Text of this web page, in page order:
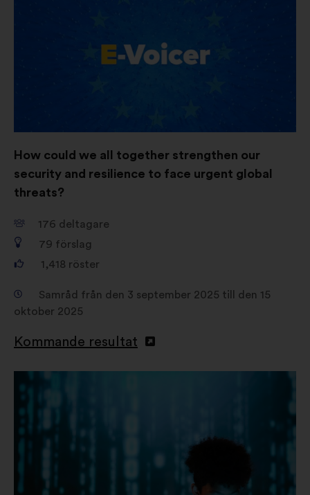
How could we all together strengthen our
security and resilience to face urgent global
threats?
176 deltagare
79 förslag
1,418 röster
Samråd från den 3 september 2025 till den 15
oktober 2025
Kommande resultat